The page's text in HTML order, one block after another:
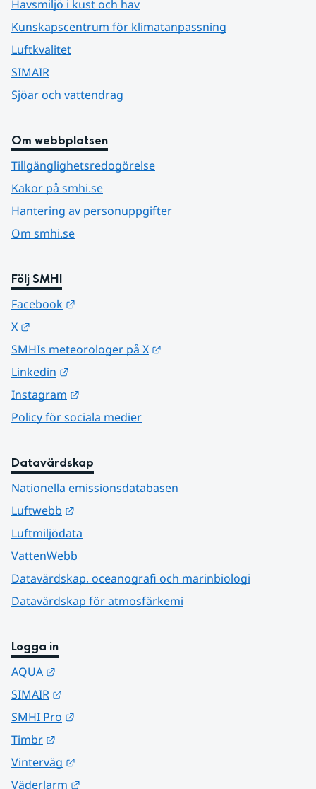
Havsmiljö i kust och hav
Kunskapscentrum för klimatanpassning
Luftkvalitet
SIMAIR
Sjöar och vattendrag
Om webbplatsen
Tillgänglighetsredogörelse
Kakor på smhi.se
Hantering av personuppgifter
Om smhi.se
Följ SMHI
Facebook
X
SMHIs meteorologer på X
Linkedin
Instagram
Policy för sociala medier
Datavärdskap
Nationella emissionsdatabasen
Luftwebb
Luftmiljödata
VattenWebb
Datavärdskap, oceanografi och marinbiologi
Datavärdskap för atmosfärkemi
Logga in
AQUA
SIMAIR
SMHI Pro
Timbr
Vinterväg
Väderlarm